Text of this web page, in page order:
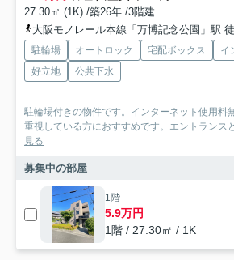
27.30㎡ (1K) /築26年 /3階建
大阪モノレール本線「万博記念公園」駅
駐輪場 オートロック 宅配ボックス
イ
好立地
公共下水
駐輪場付きの物件です。インターネット使用料
重視している方におすすめです。エントランス
見る
募集中の部屋
1階
5.9万円
1階 / 27.30㎡ / 1K